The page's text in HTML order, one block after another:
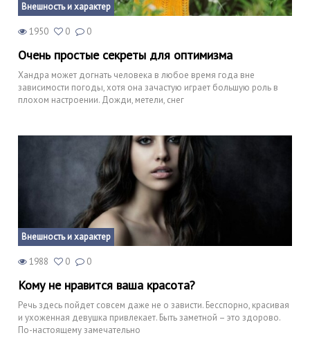
Внешность и характер
1950 0 0
Очень простые секреты для оптимизма
Хандра может догнать человека в любое время года вне
зависимости погоды, хотя она зачастую играет большую роль в
плохом настроении. Дожди, метели, снег
Внешность и характер
1988 0 0
Кому не нравится ваша красота?
Речь здесь пойдет совсем даже не о зависти. Бесспорно, красивая
и ухоженная девушка привлекает. Быть заметной – это здорово.
По-настоящему замечательно